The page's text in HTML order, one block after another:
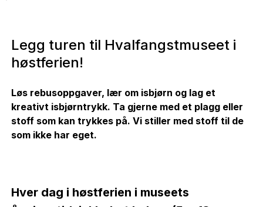
Legg turen til Hvalfangstmuseet i
høstferien!
Løs rebusoppgaver, lær om isbjørn og lag et
kreativt isbjørntrykk. Ta gjerne med et plagg eller
stoff som kan trykkes på. Vi stiller med stoff til de
som ikke har eget.
Hver dag i høstferien i museets